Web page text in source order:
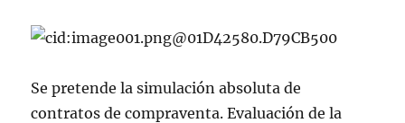
Se pretende la simulación absoluta de
contratos de compraventa. Evaluación de la